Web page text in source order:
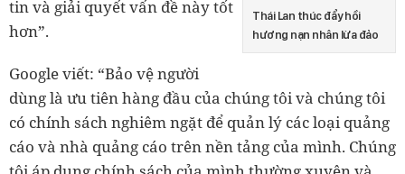
Thái Lan thúc đẩy hồi
hương nạn nhân lừa đảo
tin và giải quyết vấn đề này tốt
hơn”.
Google viết: “Bảo vệ người
dùng là ưu tiên hàng đầu của chúng tôi và chúng tôi
có chính sách nghiêm ngặt để quản lý các loại quảng
cáo và nhà quảng cáo trên nền tảng của mình. Chúng